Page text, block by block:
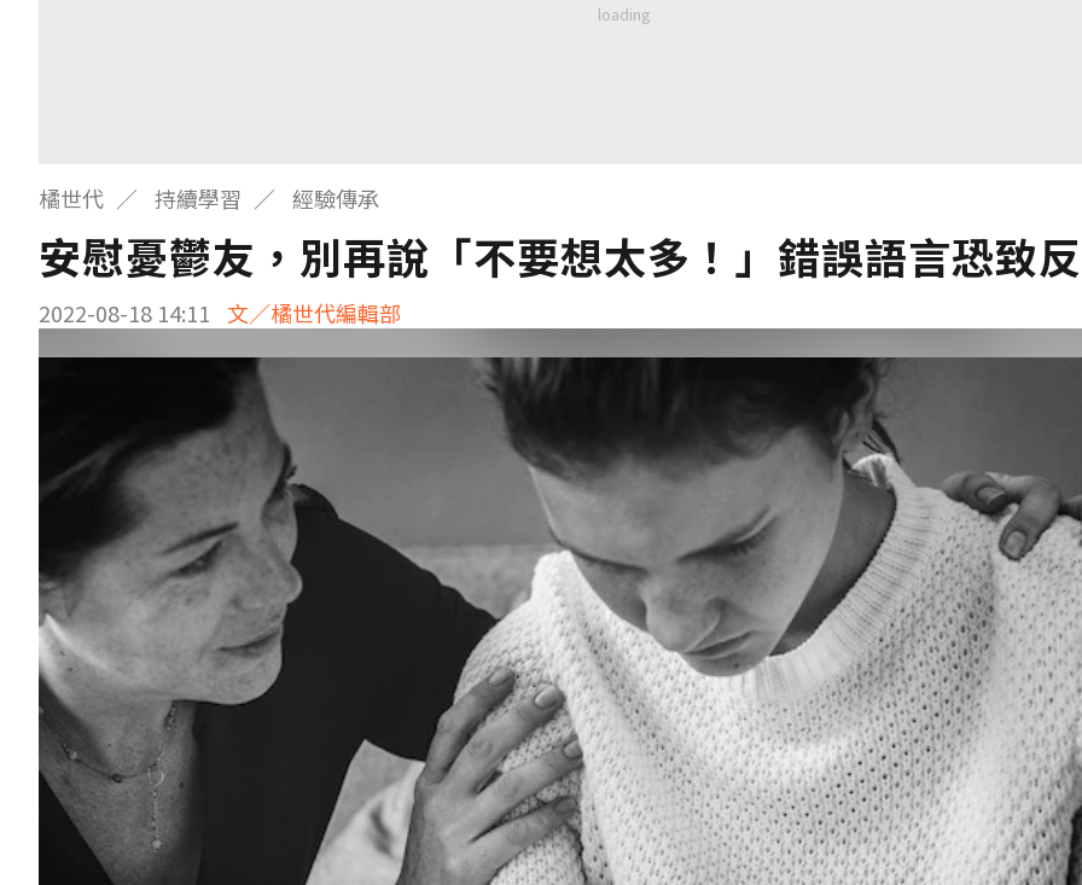
橘世代 持續學習 經驗傳承
安慰憂鬱友，別再說「不要想太多！」錯誤語言恐致
2022-08-18 14:11 文／橘世代編輯部